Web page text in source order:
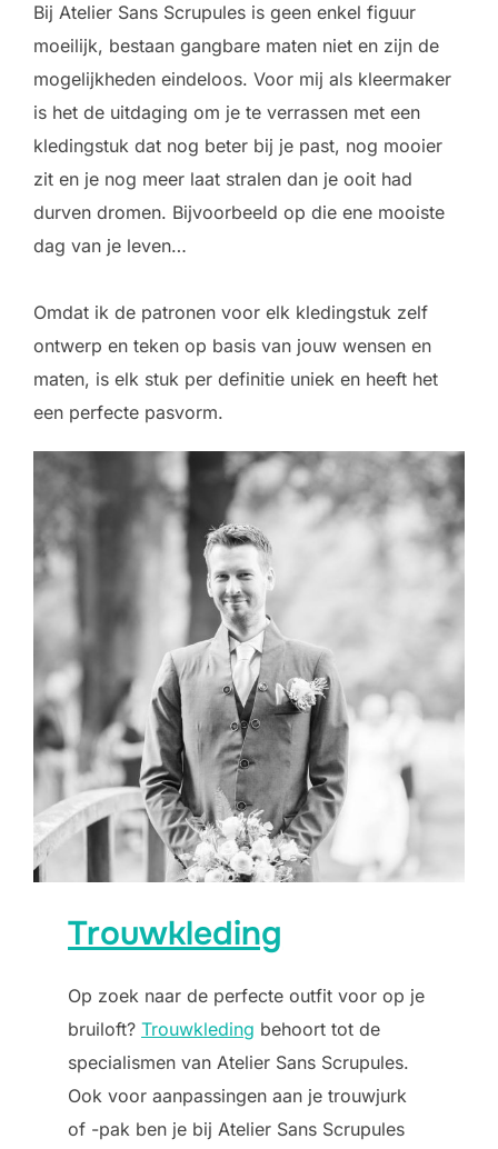
Bij Atelier Sans Scrupules is geen enkel figuur
moeilijk, bestaan gangbare maten niet en zijn de
mogelijkheden eindeloos. Voor mij als kleermaker
is het de uitdaging om je te verrassen met een
kledingstuk dat nog beter bij je past, nog mooier
zit en je nog meer laat stralen dan je ooit had
durven dromen. Bijvoorbeeld op die ene mooiste
dag van je leven…
Omdat ik de patronen voor elk kledingstuk zelf
ontwerp en teken op basis van jouw wensen en
maten, is elk stuk per definitie uniek en heeft het
een perfecte pasvorm.
Trouwkleding
Op zoek naar de perfecte outfit voor op je
bruiloft?Trouwkleding behoort tot de
specialismen van Atelier Sans Scrupules.
Ook voor aanpassingen aan je trouwjurk
of -pak ben je bij Atelier Sans Scrupules